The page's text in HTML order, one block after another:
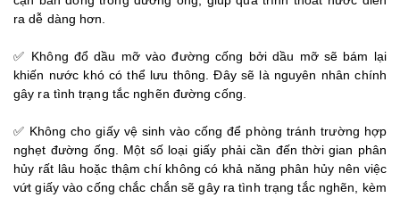
ra dễ dàng hơn.
✅ Không đổ dầu mỡ vào đường cống bởi dầu mỡ sẽ bám lại
khiến nước khó có thể lưu thông. Đây sẽ là nguyên nhân chính
gây ra tình trạng tắc nghẽn đường cống.
✅ Không cho giấy vệ sinh vào cống để phòng tránh trường hợp
nghẹt đường ống. Một số loại giấy phải cần đến thời gian phân
hủy rất lâu hoặc thậm chí không có khả năng phân hủy nên việc
vứt giấy vào cống chắc chắn sẽ gây ra tình trạng tắc nghẽn, kèm